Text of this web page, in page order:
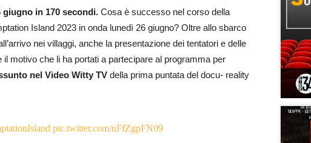
giugno in 170 secondi. Cosa è successo nel corso della
Island 2023 in onda lunedì 26 giugno? Oltre allo sbarco
nei villaggi, anche la presentazione dei tentatori e delle
motivo che li ha portati a partecipare al programma per
nel Video Witty TV della prima puntata del docu- reality
pic.twitter.com/uFfZgpFN09